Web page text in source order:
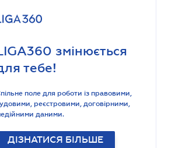
змінюється
тебе!
поле для роботи із правовими,
реєстровими, договірними,
даними.
ДІЗНАТИСЯ БІЛЬШЕ